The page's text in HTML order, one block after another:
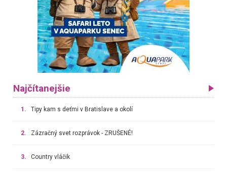
Najčítanejšie
1. Tipy kam s deťmi v Bratislave a okolí
2. Zázračný svet rozprávok - ZRUŠENÉ!
3. Country vláčik